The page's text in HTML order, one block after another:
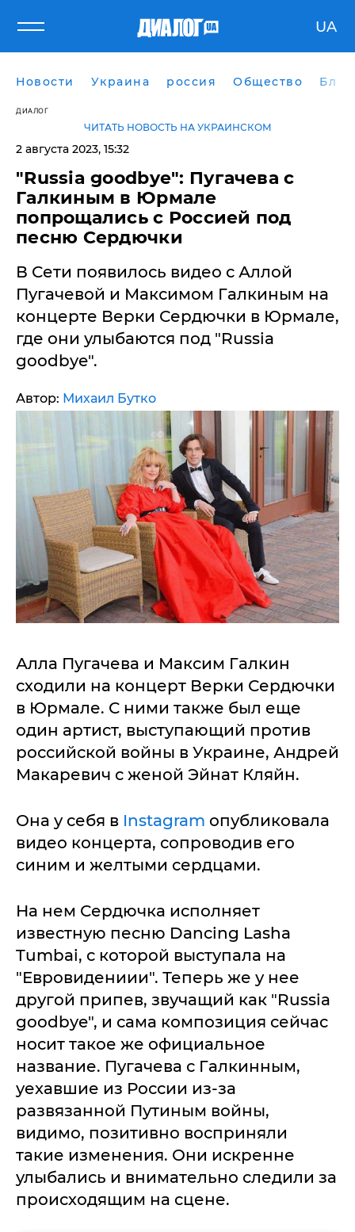
UA
Новости Украина россия Общество
ДИАЛОГ
ЧИТАТЬ НОВОСТЬ НА УКРАИНСКОМ
2 августа 2023, 15:32
"Russia goodbye": Пугачева с
Галкиным в Юрмале
попрощались с Россией под
песню Сердючки
В Сети появилось видео с Аллой
Пугачевой и Максимом Галкиным на
концерте Верки Сердючки в Юрмале,
где они улыбаются под "Russia
goodbye".
Автор: Михаил Бутко
Алла Пугачева и Максим Галкин
сходили на концерт Верки Сердючки
в Юрмале. С ними также был еще
один артист, выступающий против
российской войны в Украине, Андрей
Макаревич с женой Эйнат Кляйн.
Она у себя в Instagram опубликовала
видео концерта, сопроводив его
синим и желтыми сердцами.
На нем Сердючка исполняет
известную песню Dancing Lasha
Tumbai, с которой выступала на
"Евровидениии". Теперь же у нее
другой припев, звучащий как "Russia
goodbye", и сама композиция сейчас
носит такое же официальное
название. Пугачева с Галкинным,
уехавшие из России из-за
развязанной Путиным войны,
видимо, позитивно восприняли
такие изменения. Они искренне
улыбались и внимательно следили за
происходящим на сцене.